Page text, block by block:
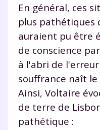
En général, ces
plus pathétiques
auraient pu être
de conscience
à l'abri de
souffrance naît
Ainsi, Voltaire
de terre de
pathétique :